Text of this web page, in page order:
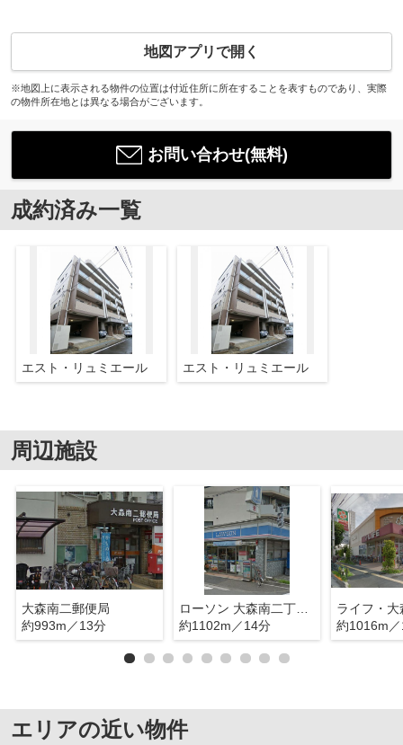
地図アプリで開く
※地図上に表示される物件の位置は付近住所に所在することを表すものであり、実際
の物件所在地とは異なる場合がございます。
お問い合わせ(無料)
成約済み一覧
エスト・リュミエール エスト・リュミエール
周辺施設
大森南二郵便局
約993m／13分
ローソン 大森南二丁目店
約1102m／14分
ライフ・大
約1016m
エリアの近い物件